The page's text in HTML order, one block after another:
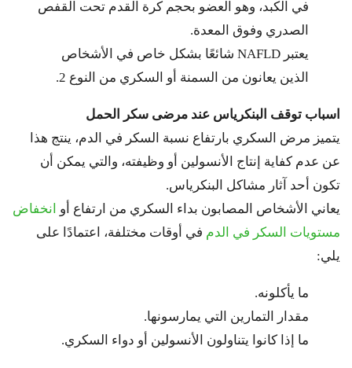
في الكبد، وهو العضو بحجم كرة القدم تحت القفص
الصدري وفوق المعدة.
يعتبر NAFLD شائعًا بشكل خاص في الأشخاص
الذين يعانون من السمنة أو السكري من النوع 2.
اسباب توقف البنكرياس عند مرضى سكر الحمل
يتميز مرض السكري بارتفاع نسبة السكر في الدم، ينتج هذا
عن عدم كفاية إنتاج الأنسولين أو وظيفته، والتي يمكن أن
تكون أحد آثار مشاكل البنكرياس.
يعاني الأشخاص المصابون بداء السكري من ارتفاع أو انخفاض
مستويات السكر في الدم في أوقات مختلفة، اعتمادًا على
يلي:
ما يأكلونه.
مقدار التمارين التي يمارسونها.
ما إذا كانوا يتناولون الأنسولين أو دواء السكري.